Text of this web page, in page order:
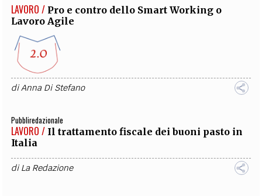
LAVORO / Pro e contro dello Smart Working o
Lavoro Agile
diAnna Di Stefano
Pubbliredazionale
LAVORO / Il trattamento fiscale dei buoni pasto in
Italia
diLa Redazione